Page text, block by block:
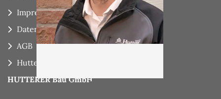
Josef Bruckmoser
Impressum
Datenschutz
AGB
Hutterer Meldekanal
HUTTERER Bau GmbH